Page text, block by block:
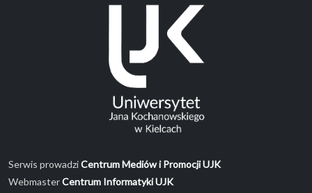
Serwis prowadziCentrum Mediów i Promocji UJK
WebmasterCentrum Informatyki UJK